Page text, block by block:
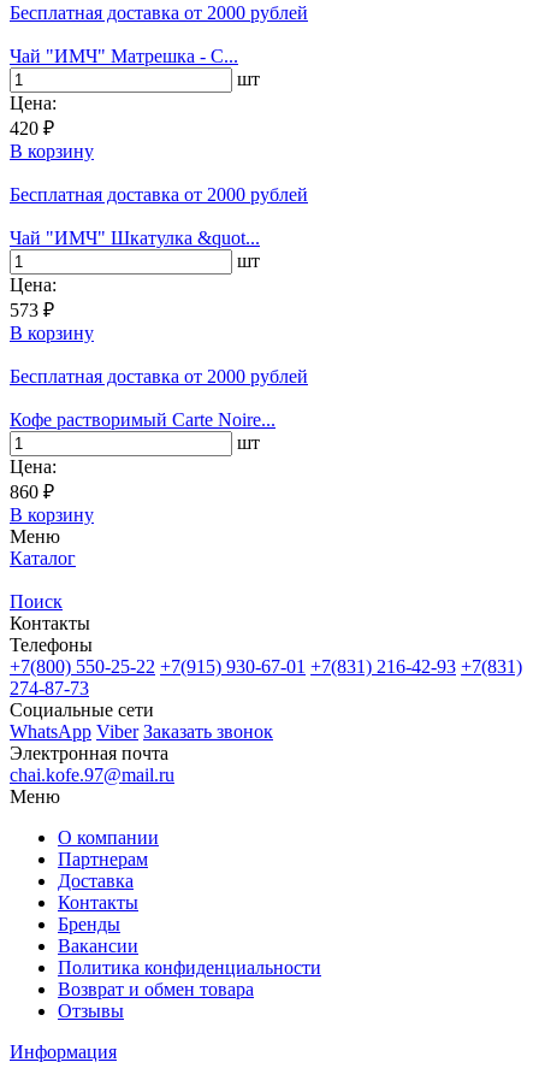
Бесплатная доставка от 2000 рублей
Чай "ИМЧ" Матрешка - С...
шт
Цена:
420 ₽
В корзину
Бесплатная доставка от 2000 рублей
Чай "ИМЧ" Шкатулка &quot...
шт
Цена:
573 ₽
В корзину
Бесплатная доставка от 2000 рублей
Кофе растворимый Carte Noire...
шт
Цена:
860 ₽
В корзину
Меню
Каталог
Поиск
Контакты
Телефоны
+7(800) 550-25-22 +7(915) 930-67-01 +7(831) 216-42-93 +7(831)
274-87-73
Социальные сети
WhatsApp Viber Заказать звонок
Электронная почта
chai.kofe.97@mail.ru
Меню
О компании
Партнерам
Доставка
Контакты
Бренды
Вакансии
Политика конфиденциальности
Возврат и обмен товара
Отзывы
Информация